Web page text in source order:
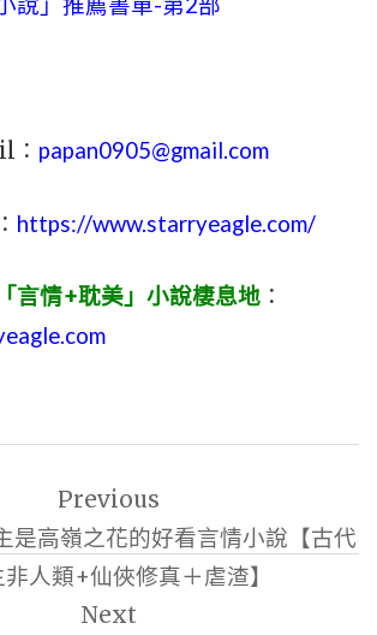
： papan0905@gmail.com
https://www.starryeagle.com/
言情+耽美」小說棲息地 ：
Previous
是高嶺之花的好看言情小說【古代
人類+仙俠修真＋虐渣】
Next